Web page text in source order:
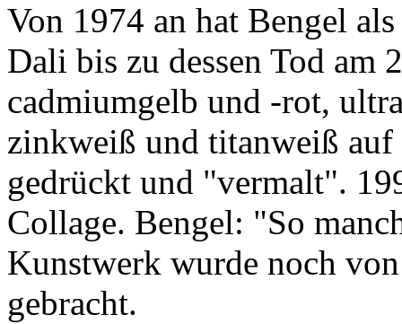
Von 1974 an hat Bengel
Dali bis zu dessen Tod am
cadmiumgelb und -rot,
zinkweiß und titanweiß
gedrückt und "vermalt".
Collage. Bengel: "So
Kunstwerk wurde noch
gebracht.